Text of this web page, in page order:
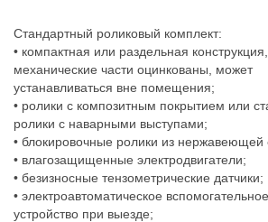
Стандартный роликовый комплект:
• компактная или раздельная конструкция,
механические части оцинкованы, может
устанавливаться вне помещения;
• ролики с композитным покрытием или
ролики с наварными выступами;
• блокировочные ролики из нержавеющей
• влагозащищенные электродвигатели;
• безизносные тензометрические датчики;
• электроавтоматическое вспомогательное
устройство при выезде;